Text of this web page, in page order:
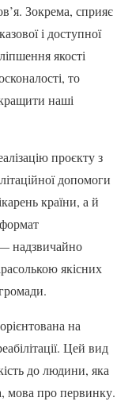
Зокрема, сприяє
і доступної
якості
то
наші
проєкту з
допомоги
країни, а й
— надзвичайно
якісних
на
Цей вид
до людини, яка
мова про первинку.